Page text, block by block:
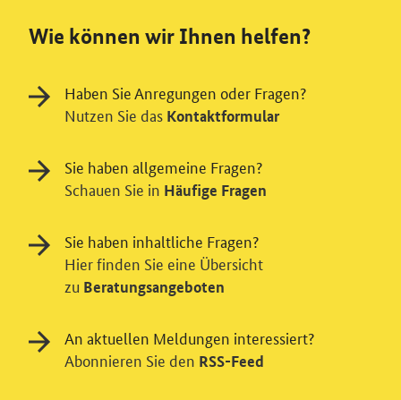
Einwilligung in Tracking und / oder
Wie können wir Ihnen helfen?
Haben Sie Anregungen oder Fragen?
Nutzen Sie das Kontaktformular
Sie haben allgemeine Fragen?
Schauen Sie in Häufige Fragen
Sie haben inhaltliche Fragen?
Hier finden Sie eine Übersicht
zu Beratungsangeboten
An aktuellen Meldungen interessiert?
Abonnieren Sie den RSS-Feed